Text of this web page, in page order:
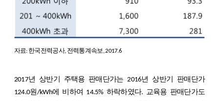
자료: 한국전력공사, 전력통계속보, 2017.6
2017년 상반기 주택용 판매단가는 2016년 상반기 판매단가
124.0원/kWh에 비하여 14.5% 하락하였다. 교육용 판매단가도